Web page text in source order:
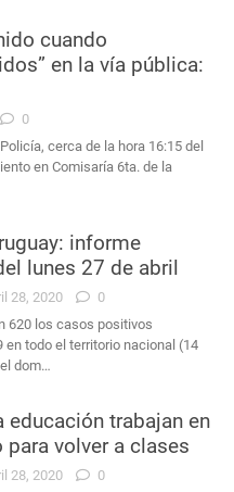
cuando
en la vía pública:
0
cerca de la hora 16:15 del
en Comisaría 6ta. de la
informe
lunes 27 de abril
28, 2020
0
620 los casos positivos
en todo el territorio nacional (14
dom…
educación trabajan en
volver a clases
28, 2020
0